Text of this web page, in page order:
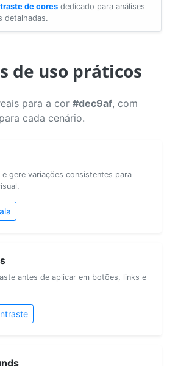
de cores dedicado para análises
detalhadas.
de uso práticos
para a cor #dec9af, com
cada cenário.
e gere variações consistentes para
antes de aplicar em botões, links e